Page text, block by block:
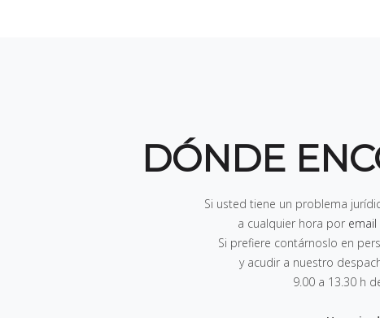
DÓNDE
Si usted tiene un problema
a cualquier hora por email
Si prefiere contárnoslo en
y acudir a nuestro
9.00 a 13.30 h